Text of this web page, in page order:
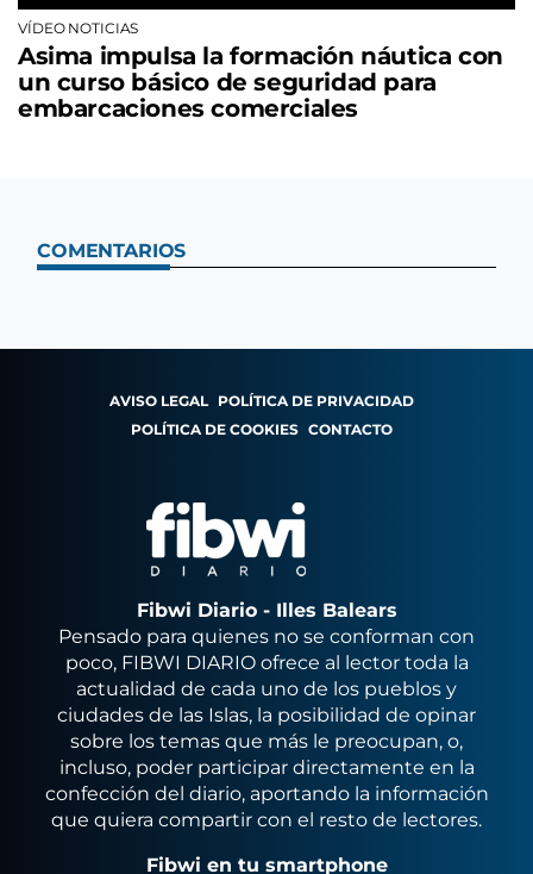
VÍDEO NOTICIAS
Asima impulsa la formación náutica con
un curso básico de seguridad para
embarcaciones comerciales
COMENTARIOS
AVISO LEGAL POLÍTICA DE PRIVACIDAD
POLÍTICA DE COOKIES CONTACTO
Fibwi Diario - Illes Balears
Pensado para quienes no se conforman con
poco, FIBWI DIARIO ofrece al lector toda la
actualidad de cada uno de los pueblos y
ciudades de las Islas, la posibilidad de opinar
sobre los temas que más le preocupan, o,
incluso, poder participar directamente en la
confección del diario, aportando la información
que quiera compartir con el resto de lectores.
Fibwi en tu smartphone